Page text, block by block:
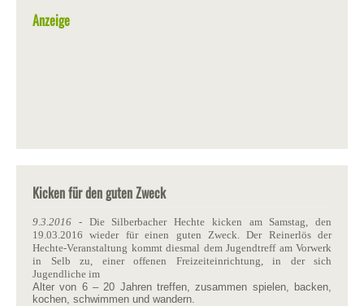
Anzeige
Kicken für den guten Zweck
9.3.2016 - Die Silberbacher Hechte kicken am Samstag, den
19.03.2016 wieder für einen guten Zweck. Der Reinerlös der
Hechte-Veranstaltung kommt diesmal dem Jugendtreff am Vorwerk
in Selb zu, einer offenen Freizeiteinrichtung, in der sich
Jugendliche im
Alter von 6 – 20 Jahren treffen, zusammen spielen, backen,
kochen, schwimmen und wandern.